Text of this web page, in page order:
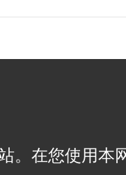
。在您使用本